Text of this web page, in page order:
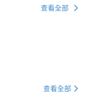
查看全部
查看全部